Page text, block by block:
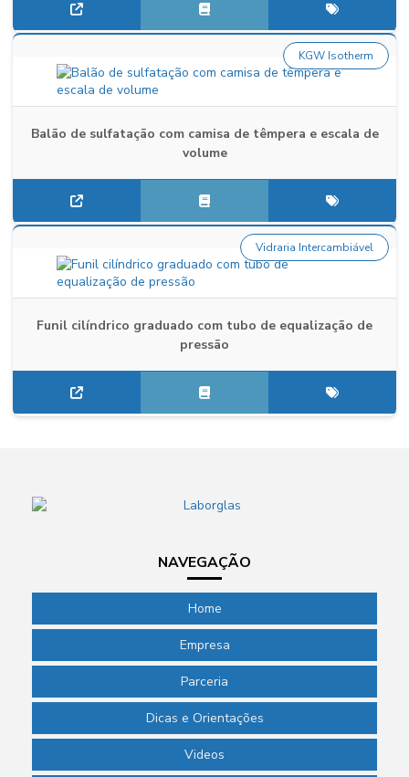
Balão de sulfatação com camisa de têmpera e escala de
volume
KGW Isotherm
Funil cilíndrico graduado com tubo de equalização de
pressão
Vidraria Intercambiável
NAVEGAÇÃO
Home
Empresa
Parceria
Dicas e Orientações
Videos